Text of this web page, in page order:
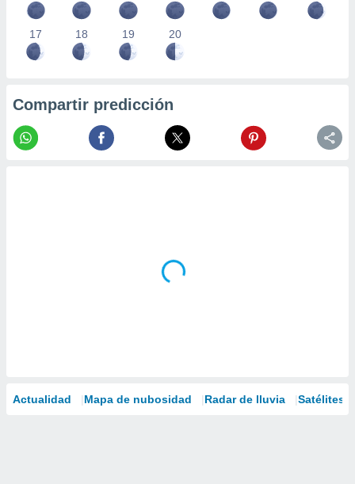
17 18 19 20
Compartir predicción
Actualidad Mapa de nubosidad Radar de lluvia Satélites